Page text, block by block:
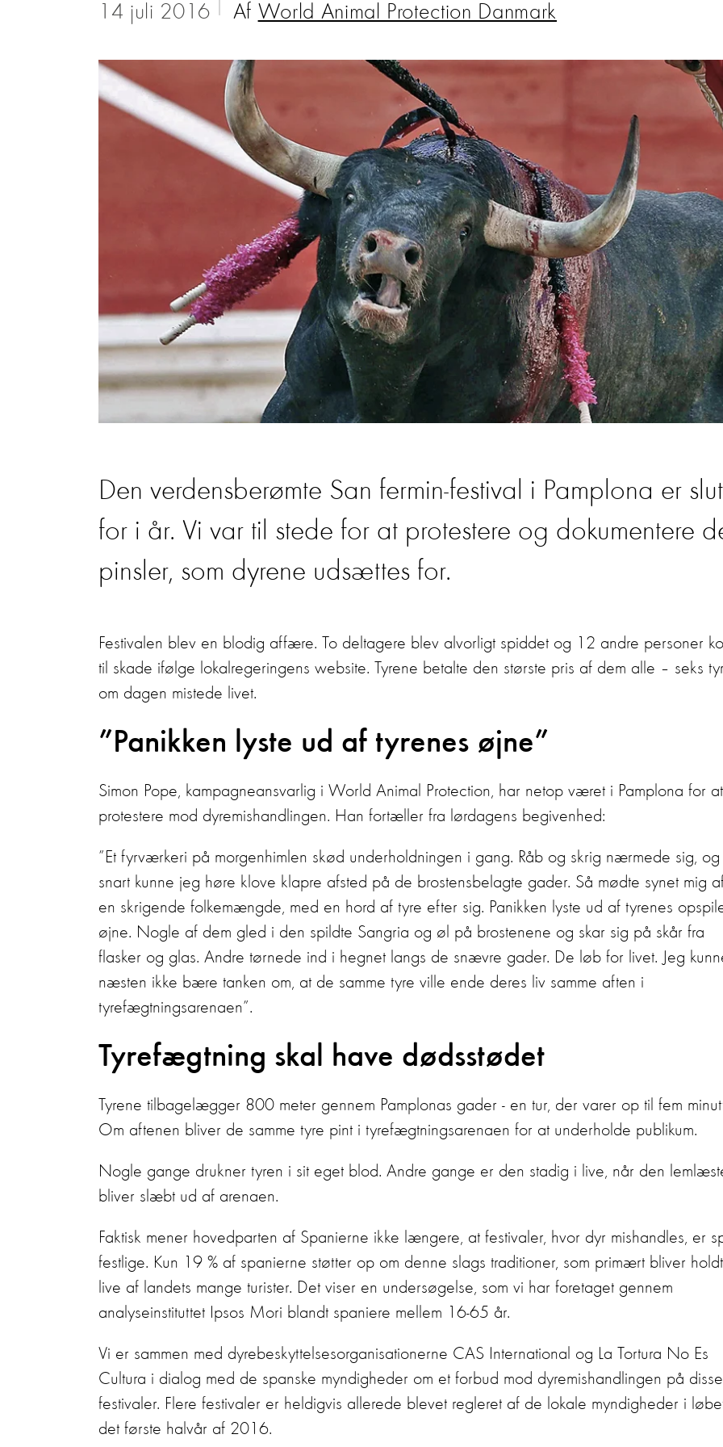
14 juli 2016 Af World Animal Protection Danmark
Den verdensberømte San fermin-festival i Pamplona er slut
for i år. Vi var til stede for at protestere og dokumentere
pinsler, som dyrene udsættes for.
Festivalen blev en blodig affære. To deltagere blev alvorligt spiddet og 12 andre personer
til skade ifølge lokalregeringens website. Tyrene betalte den største pris af dem alle – seks
om dagen mistede livet.
”Panikken lyste ud af tyrenes øjne”
Simon Pope, kampagneansvarlig i World Animal Protection, har netop været i Pamplona for at
protestere mod dyremishandlingen. Han fortæller fra lørdagens begivenhed:
”Et fyrværkeri på morgenhimlen skød underholdningen i gang. Råb og skrig nærmede sig, og
snart kunne jeg høre klove klapre afsted på de brostensbelagte gader. Så mødte synet mig
en skrigende folkemængde, med en hord af tyre efter sig. Panikken lyste ud af tyrenes
øjne. Nogle af dem gled i den spildte Sangria og øl på brostenene og skar sig på skår fra
flasker og glas. Andre tørnede ind i hegnet langs de snævre gader. De løb for livet. Jeg
næsten ikke bære tanken om, at de samme tyre ville ende deres liv samme aften i
tyrefægtningsarenaen”.
Tyrefægtning skal have dødsstødet
Tyrene tilbagelægger 800 meter gennem Pamplonas gader - en tur, der varer op til fem
Om aftenen bliver de samme tyre pint i tyrefægtningsarenaen for at underholde publikum.
Nogle gange drukner tyren i sit eget blod. Andre gange er den stadig i live, når den
bliver slæbt ud af arenaen.
Faktisk mener hovedparten af Spanierne ikke længere, at festivaler, hvor dyr mishandles, er
festlige. Kun 19 % af spanierne støtter op om denne slags traditioner, som primært bliver
live af landets mange turister. Det viser en undersøgelse, som vi har foretaget gennem
analyseinstituttet Ipsos Mori blandt spaniere mellem 16-65 år.
Vi er sammen med dyrebeskyttelsesorganisationerne CAS International og La Tortura No Es
Cultura i dialog med de spanske myndigheder om et forbud mod dyremishandlingen på disse
festivaler. Flere festivaler er heldigvis allerede blevet regleret af de lokale myndigheder i
det første halvår af 2016.